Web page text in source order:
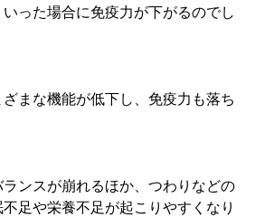
った場合に免疫力が下がるのでし
まな機能が低下し、免疫力も落ち
ンスが崩れるほか、つわりなどの
足や栄養不足が起こりやすくなり